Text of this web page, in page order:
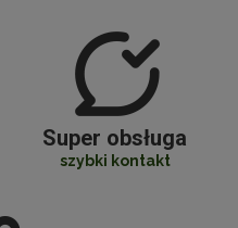
Super obsługa
szybki kontakt